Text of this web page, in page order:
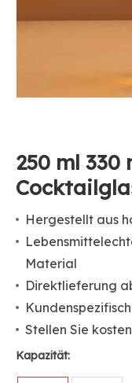
250 ml
Hergestellt aus
Material
Direktlieferung
Stellen Sie
Kapazität: